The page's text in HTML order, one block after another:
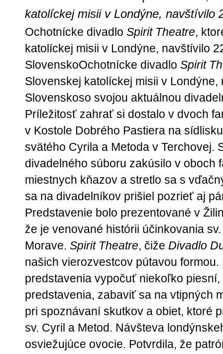
katolíckej misii v Londýne, navštívilo
Ochotnícke divadlo Spirit Theatre,
katolíckej misii v Londýne, navštívilo
SlovenskoOchotnícke divadlo Spirit
Slovenskej katolíckej misii v Londýne,
Slovenskoso svojou aktuálnou
Príležitosť zahrať si dostalo v dvoch
v Kostole Dobrého Pastiera na
svätého Cyrila a Metoda v Terchovej.
divadelného súboru zakúsilo v oboch
miestnych kňazov a stretlo sa s
sa na divadelníkov prišiel pozrieť aj
Predstavenie bolo prezentované v
že je venované histórii účinkovania
Morave. Spirit Theatre, čiže Divadlo
našich vierozvestcov pútavou
predstavenia vypočuť niekoľko
predstavenia, zabaviť sa na vtipných
pri spoznávaní skutkov a obiet, ktoré
sv. Cyril a Metod. Návšteva
osviežujúce ovocie. Potvrdila, že